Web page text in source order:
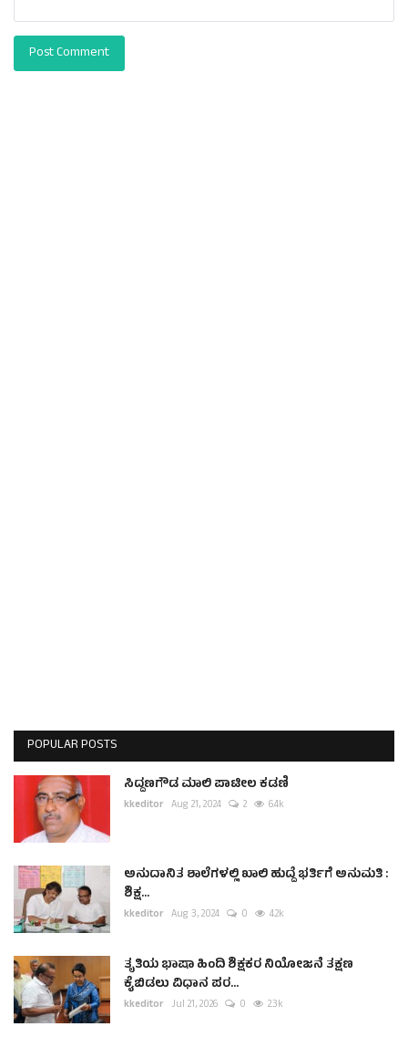
Post Comment
POPULAR POSTS
ಸಿದ್ದಣಗೌಡ ಮಾಲಿ ಪಾಟೀಲ ಕಡಣಿ
kkeditor Aug 21, 2024 2 6.4k
ಅನುದಾನಿತ ಶಾಲೆಗಳಲ್ಲಿ ಖಾಲಿ ಹುದ್ದೆ ಭರ್ತಿಗೆ ಅನುಮತಿ :
ಶಿಕ್ಷ...
kkeditor Aug 3, 2024 0 4.2k
ತೃತಿಯ ಭಾಷಾ ಹಿಂದಿ ಶಿಕ್ಷಕರ ನಿಯೋಜನೆ ತಕ್ಷಣ
ಕೈಬಿಡಲು ವಿಧಾನ ಪರ...
kkeditor Jul 21, 2026 0 2.3k